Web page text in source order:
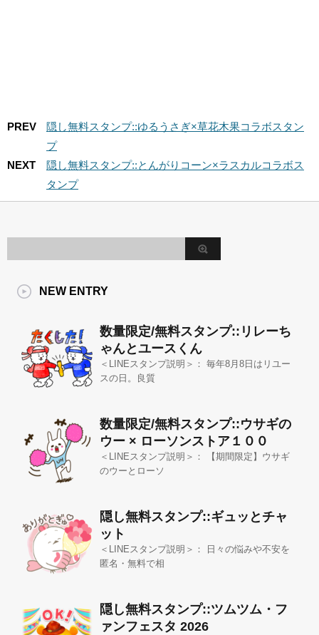
PREV
隠し無料スタンプ::ゆるうさぎ×草花木果コラボスタン
プ
NEXT
隠し無料スタンプ::とんがりコーン×ラスカルコラボス
タンプ
NEW ENTRY
数量限定/無料スタンプ::リレーち
ゃんとユースくん
＜LINEスタンプ説明＞： 毎年8月8日はリユー
スの日。良質
数量限定/無料スタンプ::ウサギの
ウー × ローソンストア１００
＜LINEスタンプ説明＞： 【期間限定】ウサギ
のウーとローソ
隠し無料スタンプ::ギュッとチャ
ット
＜LINEスタンプ説明＞： 日々の悩みや不安を
匿名・無料で相
隠し無料スタンプ::ツムツム・フ
ァンフェスタ 2026